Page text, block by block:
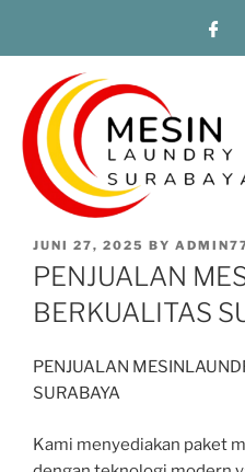
JUNI 27, 2025 BY
PENJUALAN
BERKUALITAS
PENJUALAN
SURABAYA
Kami menyediakan paket